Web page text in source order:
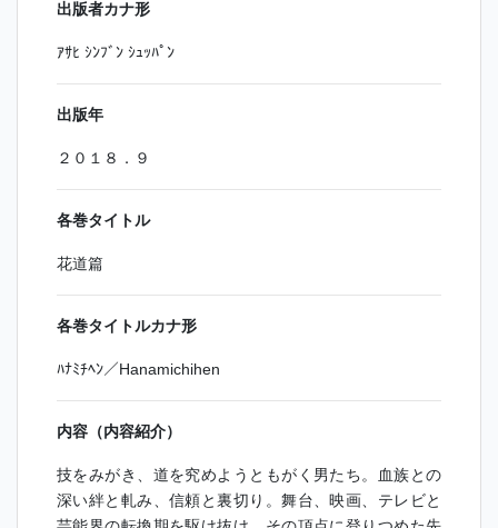
出版者カナ形
ｱｻﾋ ｼﾝﾌﾞﾝ ｼｭｯﾊﾟﾝ
出版年
２０１８．９
各巻タイトル
花道篇
各巻タイトルカナ形
ﾊﾅﾐﾁﾍﾝ／Hanamichihen
内容（内容紹介）
技をみがき、道を究めようともがく男たち。血族との
深い絆と軋み、信頼と裏切り。舞台、映画、テレビと